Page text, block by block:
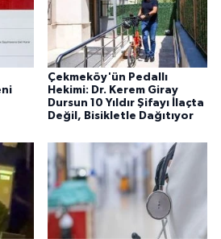
Çekmeköy'ün Pedallı
Hekimi: Dr. Kerem Giray
Dursun 10 Yıldır Şifayı İlaçta
Değil, Bisikletle Dağıtıyor